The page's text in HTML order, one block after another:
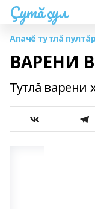
Çутă çул
Апачĕ тутлă пултăр
ВАРЕНИ
Тутлă варени